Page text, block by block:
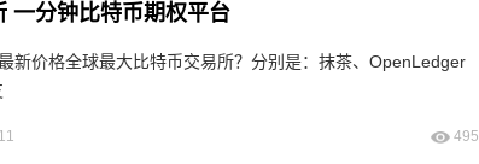
一分钟比特币期权平台
新价格全球最大比特币交易所？分别是：抹茶、OpenLedger
495